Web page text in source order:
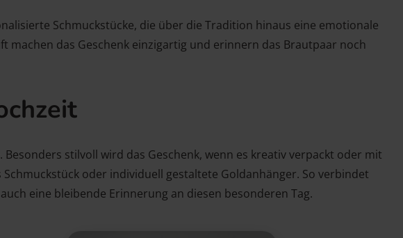
Schmuckstücke, die über die Tradition hinaus eine emotionale
das Geschenk einzigartig und erinnern das Brautpaar noch
stilvoll wird das Geschenk, wenn es kreativ verpackt oder mit
oder individuell gestaltete Goldanhänger. So verbindet
eine bleibende Erinnerung an diesen besonderen Tag.